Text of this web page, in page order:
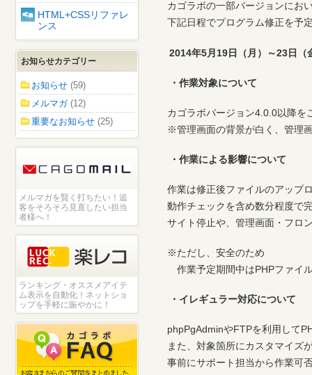
カゴラボの一部バージョンにお
下記日程でプログラム修正を予
2014年5月19日（月）～23日（
・作業対象について
カゴラボバージョン4.0.0以降を
※管理画面の背景が白く、管理
・作業による影響について
作業は修正後ファイルのアップ
動作チェックを含め数分程度で
サイト停止や、管理画面・フロ
※ただし、安全のため
作業予定期間中はPHPファイ
・イレギュラー対応について
phpPgAdminやFTPを利用して
また、対象箇所にカスタマイズ
事前にサポート担当から作業可
HTML+CSSリファレ
ンス
お知らせカテゴリー
お知らせ (59)
メルマガ(12)
重要なお知らせ (25)
メルマガを賢く打ちたい！追
客をそろそろ見直したい担当
者様へ！
ランキング・オススメアイテ
ム表示を自動化！ネットショ
ップを手軽に賑やかに！